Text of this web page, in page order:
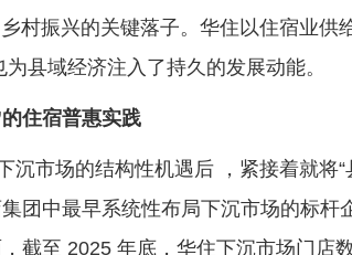
乡村振兴的关键落子。华住以住宿业
县域经济注入了持久的发展动能。
住宿普惠实践
市场的结构性机遇后 ，紧接着就将“
团中最早系统性布局下沉市场的标杆
截至 2025 年底，华住下沉市场门店